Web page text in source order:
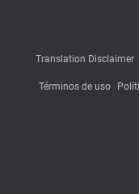
Translation Disclaimer
Términos de uso